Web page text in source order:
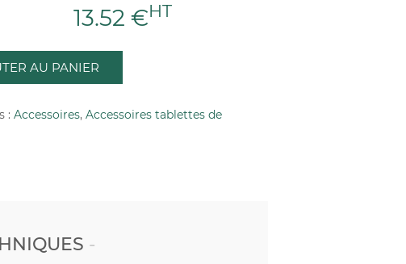
13.52 €HT
AU PANIER
:Accessoires,Accessoires tablettes de